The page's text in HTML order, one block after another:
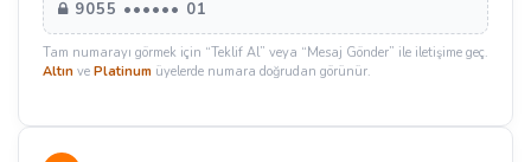
9055 •••••• 01
Tam numarayı görmek için “Teklif Al” veya “Mesaj Gönder” ile iletişime geç.
Altın ve Platinum üyelerde numara doğrudan görünür.